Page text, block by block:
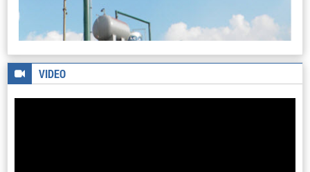
HỆ PHẢN ỨNG PHA LỎNG ÁP SUẤT CAO
VIDEO